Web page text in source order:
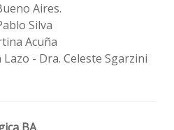
Aires.
Silva
Acuña
- Dra. Celeste Sgarzini